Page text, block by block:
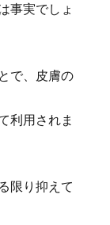
事実でしょ
で、皮膚の
利用されま
限り抑えて